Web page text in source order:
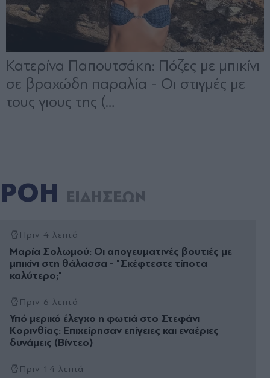
ΡΟΗ ΕΙΔΗΣΕΩΝ
Πριν 4 λεπτά
Μαρία Σολωμού: Οι απογευματινές βουτιές με
μπικίνι στη θάλασσα - "Σκέφτεστε τίποτα
καλύτερο;"
Πριν 6 λεπτά
Υπό μερικό έλεγχο η φωτιά στο Στεφάνι
Κορινθίας: Επιχείρησαν επίγειες και εναέριες
δυνάμεις (Βίντεο)
Πριν 14 λεπτά